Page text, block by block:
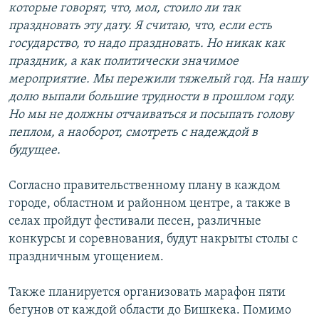
которые говорят, что, мол, стоило ли так
праздновать эту дату. Я считаю, что, если есть
государство, то надо праздновать. Но никак как
праздник, а как политически значимое
мероприятие. Мы пережили тяжелый год. На нашу
долю выпали большие трудности в прошлом году.
Но мы не должны отчаиваться и посыпать голову
пеплом, а наоборот, смотреть с надеждой в
будущее.
Согласно правительственному плану в каждом
городе, областном и районном центре, а также в
селах пройдут фестивали песен, различные
конкурсы и соревнования, будут накрыты столы с
праздничным угощением.
Также планируется организовать марафон пяти
бегунов от каждой области до Бишкека. Помимо